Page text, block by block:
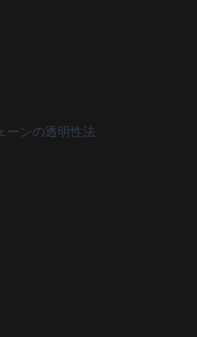
ーンの透明性法